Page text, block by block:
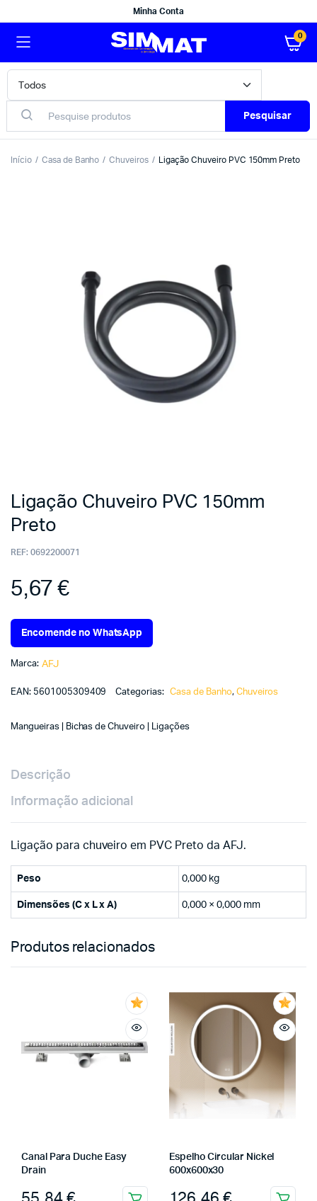
Minha Conta
0
Pesquisar
Início Casa de Banho Chuveiros Ligação Chuveiro PVC 150mm Preto
Ligação Chuveiro PVC 150mm
Preto
REF: 0692200071
5,67€
Encomende no WhatsApp
Marca: AFJ
EAN: 5601005309409 Categorias: Casa de Banho, Chuveiros
Mangueiras | Bichas de Chuveiro | Ligações
Descrição
Informação adicional
Ligação para chuveiro em PVC Preto da AFJ.
Peso 0,000 kg
Dimensões (C x L x A) 0,000 × 0,000 mm
Produtos relacionados
Canal Para Duche Easy
Drain
Espelho Circular Nickel
600x600x30